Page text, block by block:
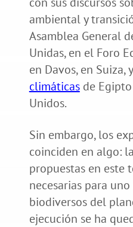
ambiental y
Asamblea General
Unidas, en el Foro
en Davos, en Suiza,
climáticasde Egipto
Unidos.
Sin embargo, los
coinciden en algo:
propuestas en este
necesarias para
biodiversos del
ejecución se ha